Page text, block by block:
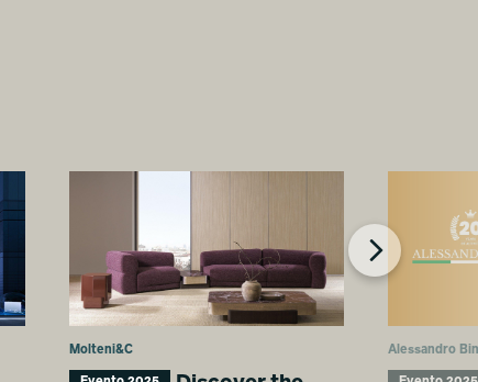
Molteni&C Alessandro